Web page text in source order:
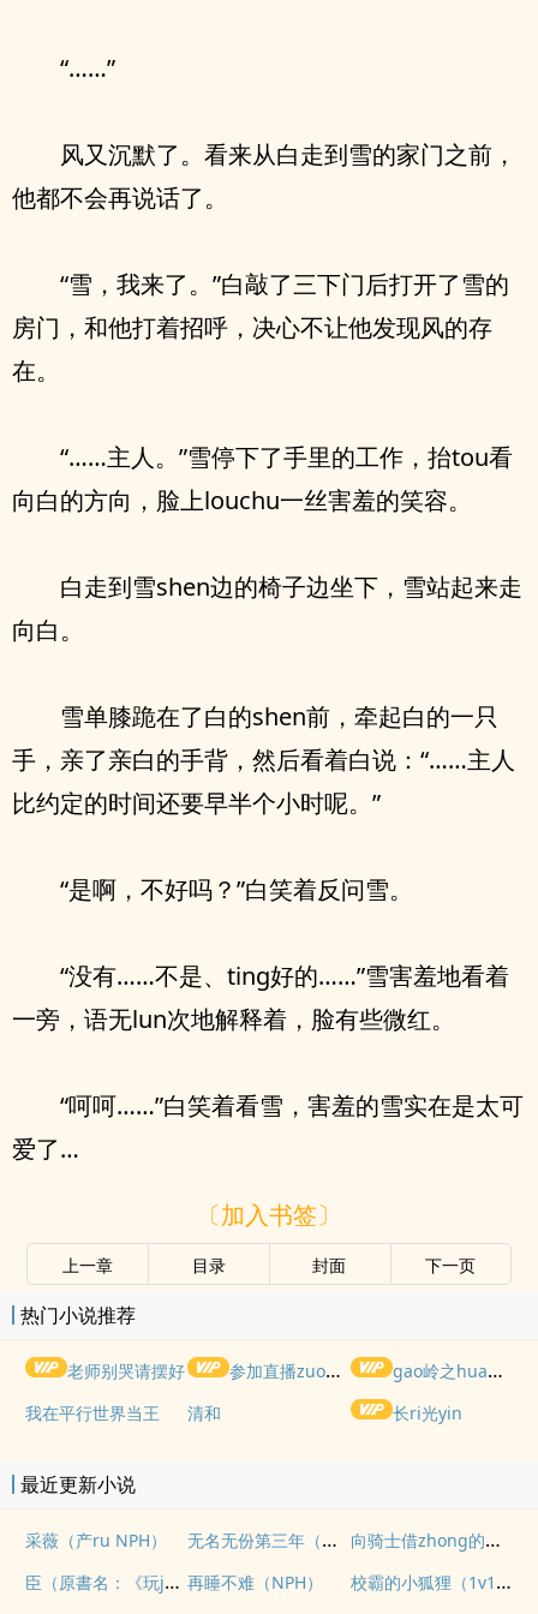
“……”
风又沉默了。看来从白走到雪的家门之前，
他都不会再说话了。
“雪，我来了。”白敲了三下门后打开了雪的
房门，和他打着招呼，决心不让他发现风的存
在。
“……主人。”雪停下了手里的工作，抬tou看
向白的方向，脸上louchu一丝害羞的笑容。
白走到雪shen边的椅子边坐下，雪站起来走
向白。
雪单膝跪在了白的shen前，牵起白的一只
手，亲了亲白的手背，然后看着白说：“……主人
比约定的时间还要早半个小时呢。”
“是啊，不好吗？”白笑着反问雪。
“没有……不是、ting好的……”雪害羞地看着
一旁，语无lun次地解释着，脸有些微红。
“呵呵……”白笑着看雪，害羞的雪实在是太可
爱了…
〔加入书签〕
上一章 目录 封面 下一页
热门小说推荐
老师别哭请摆好 参加直播zuoai综艺后我火了(NPH)
gao岭之hua被权贵lun了后
我在平行世界当王
清和 长ri光yin
最近更新小说
采薇（产ru NPH） 无名无份第三年（修仙，强制1v1 H）
向骑士借zhong的伯爵夫人 (1V1)
臣（原書名：《玩ju（骨科H）》） 再睡不难（NPH） 校霸的小狐狸（1v1，gaoH）